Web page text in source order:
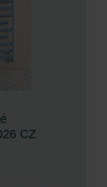
CZ